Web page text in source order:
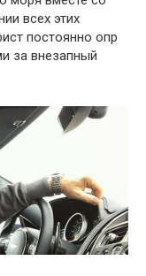
всех этих
постоянно опр
за внезапный